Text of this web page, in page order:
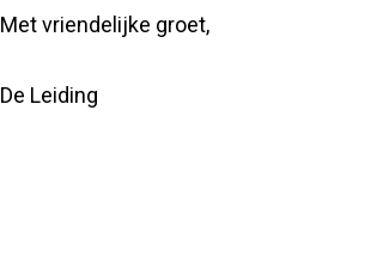
Met vriendelijke groet,
De Leiding